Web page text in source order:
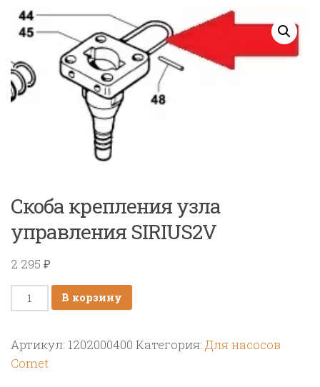
Скоба крепления узла
управления SIRIUS2V
2 295 ₽
Количество
товара
крепления
узла
В корзину
Артикул: 1202000400 Категория: Для насосов
Comet